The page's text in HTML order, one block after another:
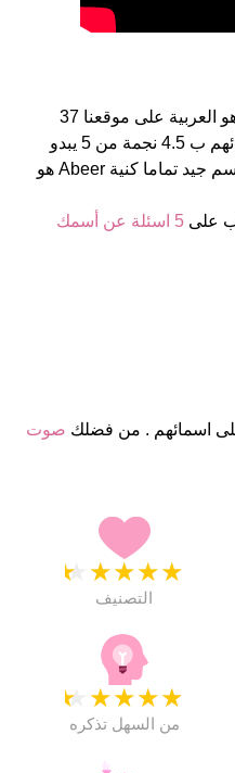
Abeer هو اسم فتاة. أصل الأسم هو العربية على موقعنا 37
الأشخاص بأسم Abeer (قدر اسمائهم ب 4.5 نجمة من 5 يبدو
انهم راضون جدا. فى الخارج هذا أسم جيد تماما كنية Abeer هو
5 اسئلة عن أسمك
صوت
★
★
★
★
★
التصنيف
★
★
★
★
★
من السهل تذكره